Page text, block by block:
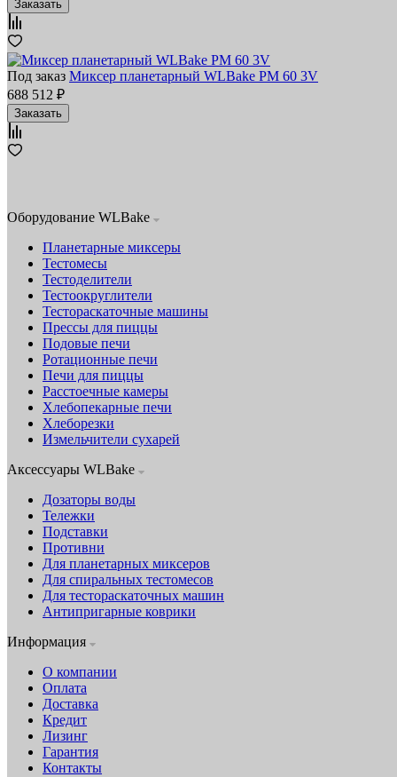
Заказать
Под заказ Миксер планетарный WLBake PM 60 3V
688 512 ₽
Заказать
Оборудование WLBake
Планетарные миксеры
Тестомесы
Тестоделители
Тестоокруглители
Тестораскаточные машины
Прессы для пиццы
Подовые печи
Ротационные печи
Печи для пиццы
Расстоечные камеры
Хлебопекарные печи
Хлеборезки
Измельчители сухарей
Аксессуары WLBake
Дозаторы воды
Тележки
Подставки
Противни
Для планетарных миксеров
Для спиральных тестомесов
Для тестораскаточных машин
Антипригарные коврики
Информация
О компании
Оплата
Доставка
Кредит
Лизинг
Гарантия
Контакты